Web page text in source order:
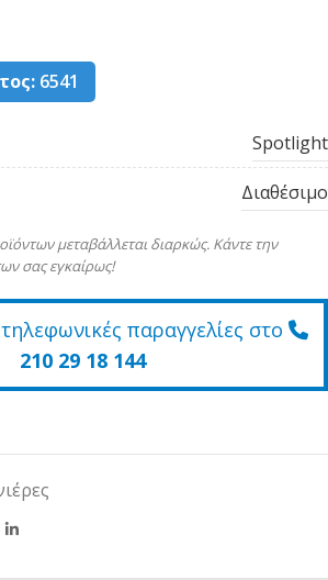
6541
Spotlight
Διαθέσιμο
μεταβάλλεται διαρκώς. Κάντε την
σας εγκαίρως!
παραγγελίες στο
210 29 18 144